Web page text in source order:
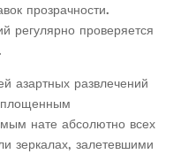
прозрачности.
регулярно проверяется
азартных развлечений
нате абсолютно всех
зеркалах, залетевшими